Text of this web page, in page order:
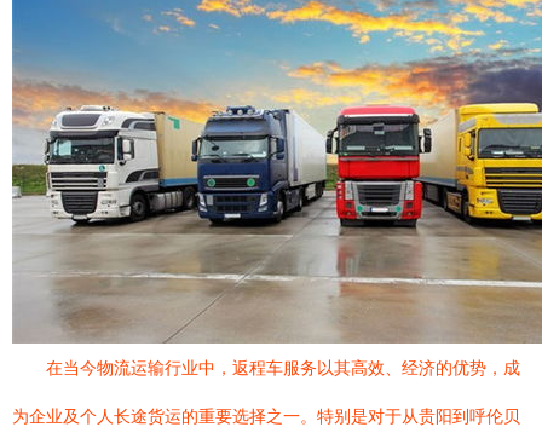
在当今物流运输行业中，返程车服务以其高效、经济的优势，成
为企业及个人长途货运的重要选择之一。特别是对于从贵阳到呼伦贝